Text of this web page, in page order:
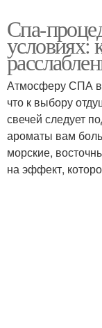
Спа-
условиях:
Атмосферу СПА
что к выбору
свечей следует
ароматы вам
морские,
на эффект,